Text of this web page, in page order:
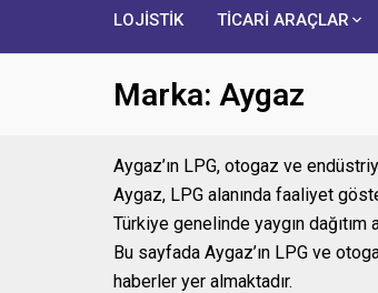
LOJİSTİK TİCARİ ARAÇLAR
Marka: Aygaz
Aygaz’ın LPG, otogaz ve
Aygaz, LPG alanında faaliyet
Türkiye genelinde yaygın
Bu sayfada Aygaz’ın LPG ve
haberler yer almaktadır.